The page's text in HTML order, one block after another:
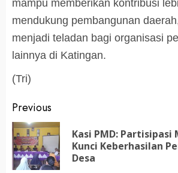
mampu memberikan kontribusi
mendukung pembangunan
menjadi teladan bagi organisasi
lainnya di Katingan.
(Tri)
Post
navigation
Previous
Kasi PMD: Partisipasi
Kunci Keberhasilan
Desa